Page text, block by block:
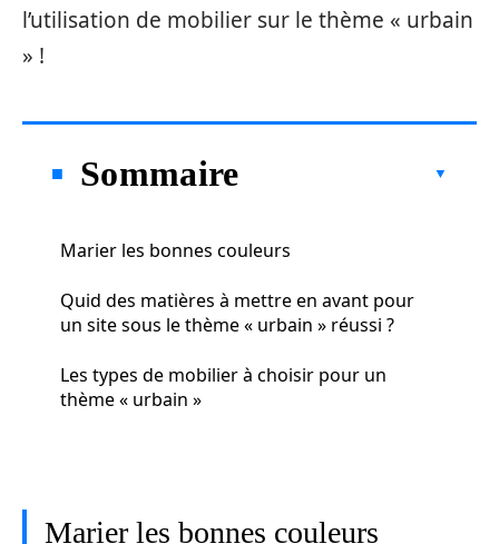
l’utilisation de mobilier sur le thème « urbain
» !
Sommaire
Marier les bonnes couleurs
Quid des matières à mettre en avant pour
un site sous le thème « urbain » réussi ?
Les types de mobilier à choisir pour un
thème « urbain »
Marier les bonnes couleurs